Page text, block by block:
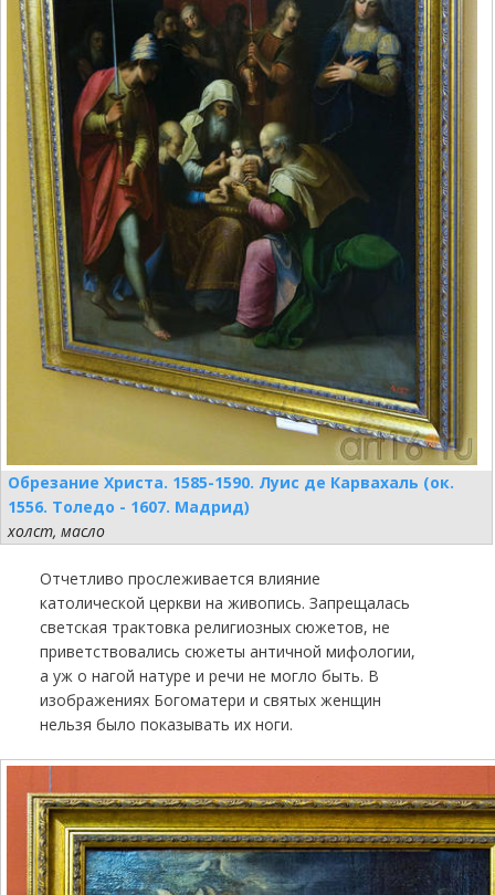
Обрезание Христа. 1585-1590. Луис де Карвахаль (ок.
1556. Толедо - 1607. Мадрид)
холст, масло
Отчетливо прослеживается влияние
католической церкви на живопись. Запрещалась
светская трактовка религиозных сюжетов, не
приветствовались сюжеты античной мифологии,
а уж о нагой натуре и речи не могло быть. В
изображениях Богоматери и святых женщин
нельзя было показывать их ноги.